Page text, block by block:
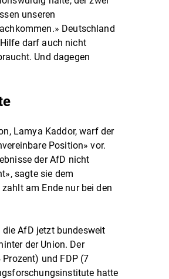
unseren
Deutschland
darf auch nicht
Und dagegen
Lamya Kaddor, warf der
Position» vor.
der AfD nicht
sagte sie dem
am Ende nur bei den
AfD jetzt bundesweit
der Union. Der
und FDP (7
hatte